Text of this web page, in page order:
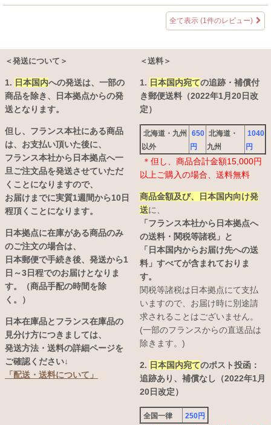
全て表示 (1件のレビュー)
＜発送について＞
1. 日本国内への発送は、 一部の
商品を除き、日本拠点からの発
送となります。
但し、フランス本社にある商品
は、お支払い頂いた後に、
フランス本社から日本拠点へ一
旦ご注文品を発送させていただ
くことになりますので、
お届けまでに実質1週間から10日
程頂くことになります。
日本拠点に在庫がある商品のみ
のご注文の場合は、
日本郵便で手続き後、発送から1
日～3日程でのお届けとなりま
す。（商品手配の時間を除
く。）
日本在庫品とフランス在庫品の
見分け方につきましては、
発送方法・送料の詳細ページを
ご確認ください↓
「配送・送料について」
＜送料＞
1. 日本国内宛ての追跡・補償付
き郵便送料（2022年1月20日改
定）
北海道・九州
以外
650
円
北海道・
九州
1040
円
＊但し、商品合計金額15,000円
以上ご購入の場合、送料無料
商品金額及び、日本国内向け発
送に、
「フランス本社から日本拠点へ
の送料・関税等諸税」と
「日本国内からお届け先への送
料」すべてが含まれておりま
す。
関税等諸税は日本拠点にて支払
いますので、お届け時に別途請
求されることはございません。
(一部のフランスからの直送品は
除きます。)
2. 日本国内宛てのポスト投函：
追跡あり、補償なし（2022年1月
20日改定）
全国一律 250円